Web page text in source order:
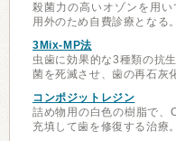
殺菌力の高いオゾンを用
用外のため自費診療となる。
3Mix-MP法
虫歯に効果的な3種類の抗
菌を死滅させ、歯の再石灰
コンポジットレジン
詰め物用の白色の樹脂で、
充填して歯を修復する治療。